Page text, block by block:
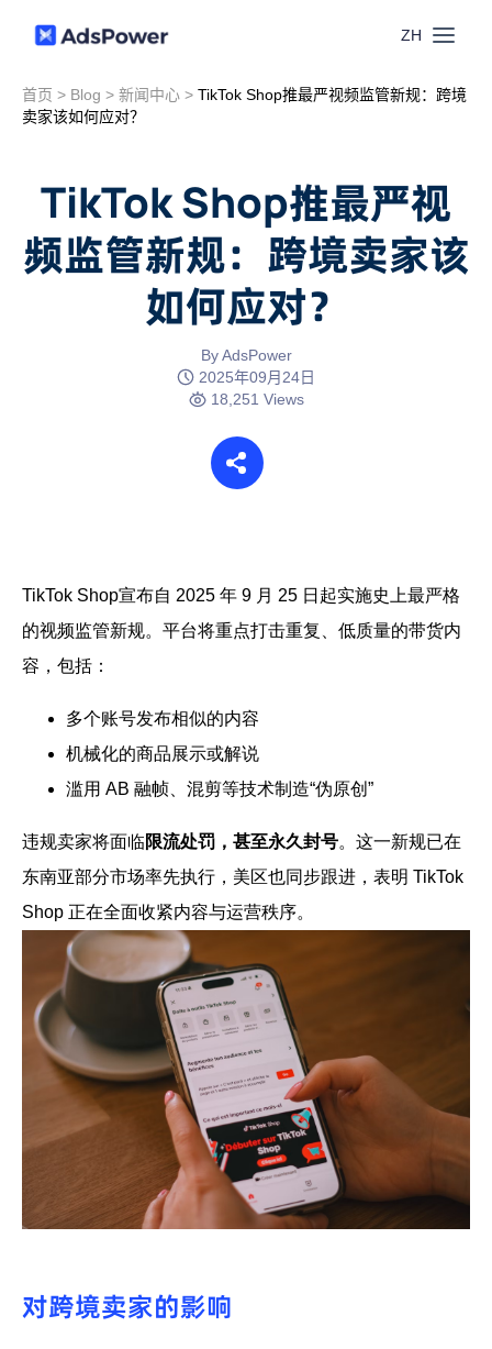
ZH
功能
窗口同步
账号安全
联盟营销
跨境电商
流量套利
票务管理
SEO & SERP
博客中心
推广返现
首页 > Blog > 新闻中心 > TikTok Shop推最严视频监管新规：跨境
卖家该如何应对？
TikTok Shop推最严视
频监管新规：跨境卖家该
如何应对？
By AdsPower
2025年09月24日
18,251 Views
TikTok Shop宣布自 2025 年 9 月 25 日起实施史上最严格
的视频监管新规。平台将重点打击重复、低质量的带货内
容，包括：
多个账号发布相似的内容
机械化的商品展示或解说
滥用 AB 融帧、混剪等技术制造“伪原创”
违规卖家将面临限流处罚，甚至永久封号。这一新规已在
东南亚部分市场率先执行，美区也同步跟进，表明 TikTok
Shop 正在全面收紧内容与运营秩序。
对跨境卖家的影响